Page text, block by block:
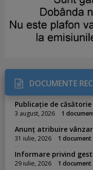
DOCUMENTE
Publicație de căsătorie
3 august, 2026 1
Anunț atribuire
31 iulie, 2026 1 document
Informare privind
29 iulie, 2026 1 document